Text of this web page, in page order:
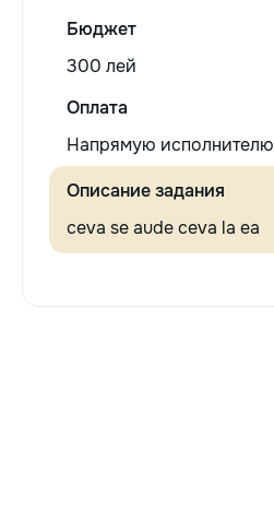
Бюджет
300 лей
Оплата
Напрямую исполнителю
Описание задания
ceva se aude ceva la ea